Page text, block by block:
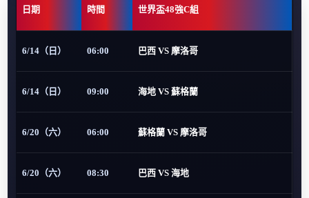
日期 時間 世界盃48強C組
6/14（日） 06:00 巴西 VS 摩洛哥
6/14（日） 09:00 海地 VS 蘇格蘭
6/20（六） 06:00 蘇格蘭 VS 摩洛哥
6/20（六） 08:30 巴西 VS 海地